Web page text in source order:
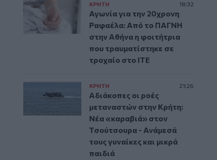
ΚΡΗΤΗ 18:32
Αγωνία για την 20χρονη
Ραφαέλα: Από το ΠΑΓΝΗ
στην Αθήνα η φοιτήτρια
που τραυματίστηκε σε
τροχαίο στο ΙΤΕ
ΚΡΗΤΗ 21:26
Αδιάκοπες οι ροές
μεταναστών στην Κρήτη:
Νέα «καραβιά» στον
Τσούτσουρα - Ανάμεσά
τους γυναίκες και μικρά
παιδιά